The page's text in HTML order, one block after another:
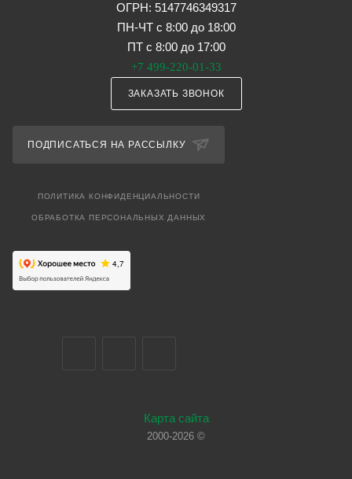
ОГРН: 5147746349317
ПН-ЧТ с 8:00 до 18:00
ПТ с 8:00 до 17:00
+7 499-220-01-33
ЗАКАЗАТЬ ЗВОНОК
ПОДПИСАТЬСЯ НА РАССЫЛКУ
ПОЛИТИКА КОНФИДЕНЦИАЛЬНОСТИ
ОБРАБОТКА ПЕРСОНАЛЬНЫХ ДАННЫХ
Карта сайта
2000-2026 ©